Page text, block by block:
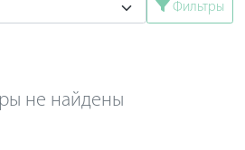
Фильтры
не найдены